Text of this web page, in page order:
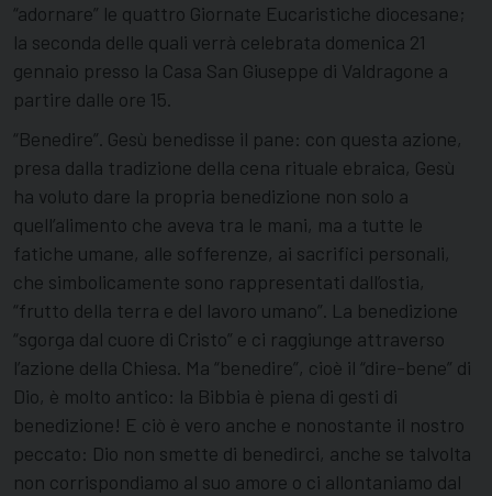
“adornare” le quattro Giornate Eucaristiche diocesane;
la seconda delle quali verrà celebrata domenica 21
gennaio presso la Casa San Giuseppe di Valdragone a
partire dalle ore 15.
“Benedire”. Gesù benedisse il pane: con questa azione,
presa dalla tradizione della cena rituale ebraica, Gesù
ha voluto dare la propria benedizione non solo a
quell’alimento che aveva tra le mani, ma a tutte le
fatiche umane, alle sofferenze, ai sacrifici personali,
che simbolicamente sono rappresentati dall’ostia,
“frutto della terra e del lavoro umano”. La benedizione
“sgorga dal cuore di Cristo” e ci raggiunge attraverso
l’azione della Chiesa. Ma “benedire”, cioè il “dire-bene” di
Dio, è molto antico: la Bibbia è piena di gesti di
benedizione! E ciò è vero anche e nonostante il nostro
peccato: Dio non smette di benedirci, anche se talvolta
non corrispondiamo al suo amore o ci allontaniamo dal